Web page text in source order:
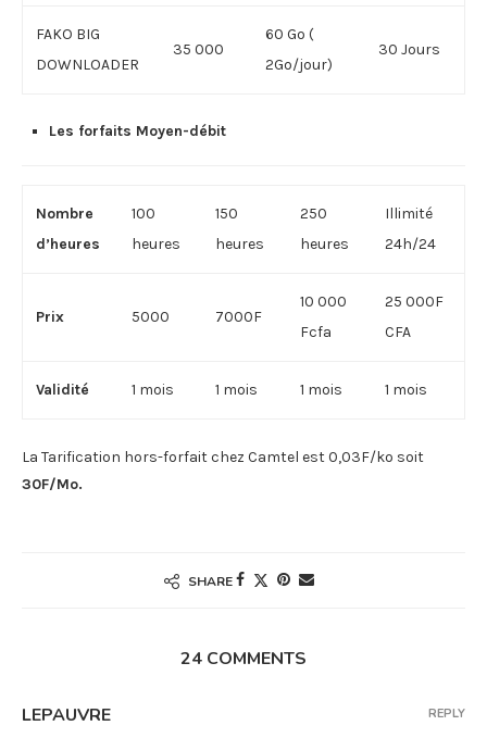
FAKO BIG
DOWNLOADER
35 000
60 Go (
2Go/jour)
30 Jours
Les forfaits Moyen-débit
Nombre
d’heures
100
heures
150
heures
250
heures
Illimité
24h/24
Prix 5000 7000F
10 000
Fcfa
25 000F
CFA
Validité 1 mois 1 mois 1 mois 1 mois
La Tarification hors-forfait chez Camtel est 0,03F/ko soit
30F/Mo.
SHARE
24 COMMENTS
LEPAUVRE REPLY